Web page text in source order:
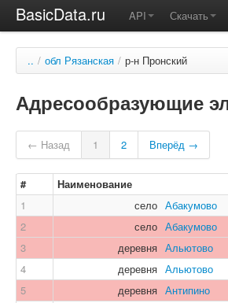
BasicData.ru API Скачать
.. / обл Рязанская / р-н Пронский
Адресообразующие
← Назад 1 2 Вперёд →
# Наименование
1
село Абакумово
2
село Абакумово
3
деревня Альютово
4
деревня Альютово
5
деревня Антипино